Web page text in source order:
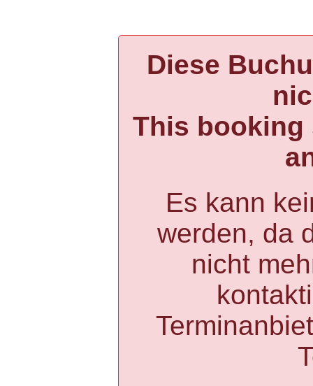
Diese
This booking
Es kann
werden, da
nicht